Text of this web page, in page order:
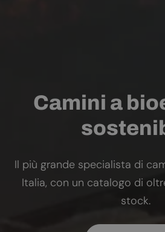
Camini a
Il più grande specialista di
Italia, con un catalogo di
stock.